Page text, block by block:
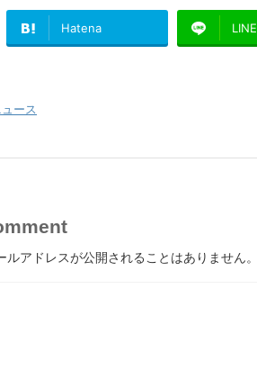
Hatena LINE
ュース
ルアドレスが公開されることはありません。